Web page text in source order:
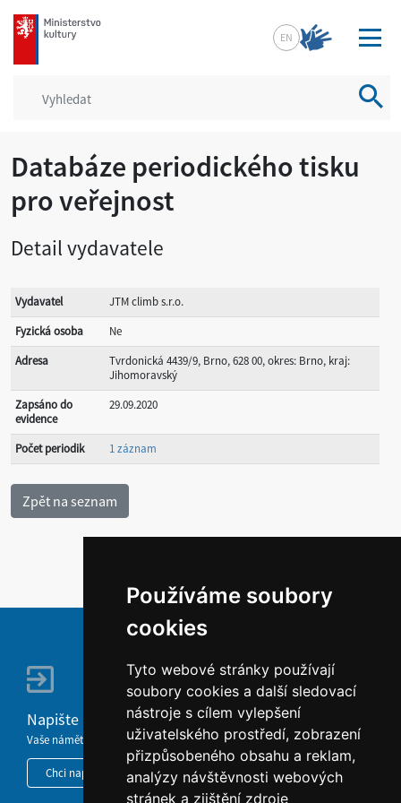
Používáme soubory
cookies
Tyto webové stránky používají
soubory cookies a další sledovací
nástroje s cílem vylepšení
uživatelského prostředí, zobrazení
přizpůsobeného obsahu a reklam,
analýzy návštěvnosti webových
stránek a zjištění zdroje
mkcr.cz
EN
Databáze periodického tisku
pro veřejnost
Detail vydavatele
Vydavatel
JTM climb s.r.o.
Fyzická osoba
Ne
Adresa
Tvrdonická 4439/9, Brno, 628 00, okres: Brno, kraj:
Jihomoravský
Zapsáno do
evidence
29.09.2020
Počet periodik 1 záznam
Napište nám
Vaše náměty, komentáře, připomínky a dotazy nezůstanou bez odezvy.
Chci napsat MKČR